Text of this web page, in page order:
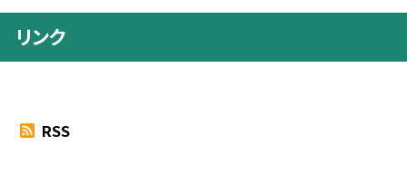
リンク
RSS